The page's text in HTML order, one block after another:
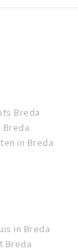
Breda
Breda
in Breda
in Breda
Breda